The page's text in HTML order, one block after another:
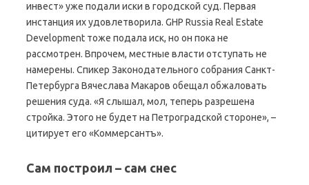
инвест» уже подали иски в городской суд. Первая
инстанция их удовлетворила. GHP Russia Real Estate
Development тоже подала иск, но он пока не
рассмотрен. Впрочем, местные власти отступать не
намерены. Спикер Законодательного собрания Санкт-
Петербурга Вячеслава Макаров обещал обжаловать
решения суда. «Я слышал, мол, теперь разрешена
стройка. Этого не будет на Петроградской стороне», –
цитирует его «Коммерсантъ».
Сам построил – сам снес